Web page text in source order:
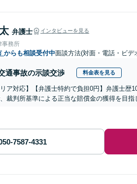
弁護士 インタビューを見る
事務所
からも相談受付中面談方法(対面・電話・ビデ
通事故の示談交渉 料金表を見る
リア対応】【弁護士特約で負担0円】弁護士
裁判所基準による正当な賠償金の獲得を目指